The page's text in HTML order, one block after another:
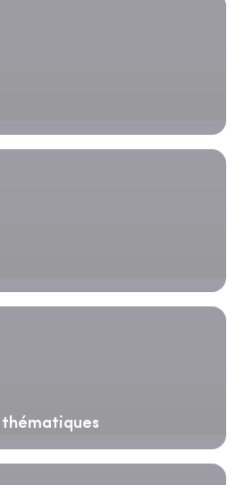
thématiques